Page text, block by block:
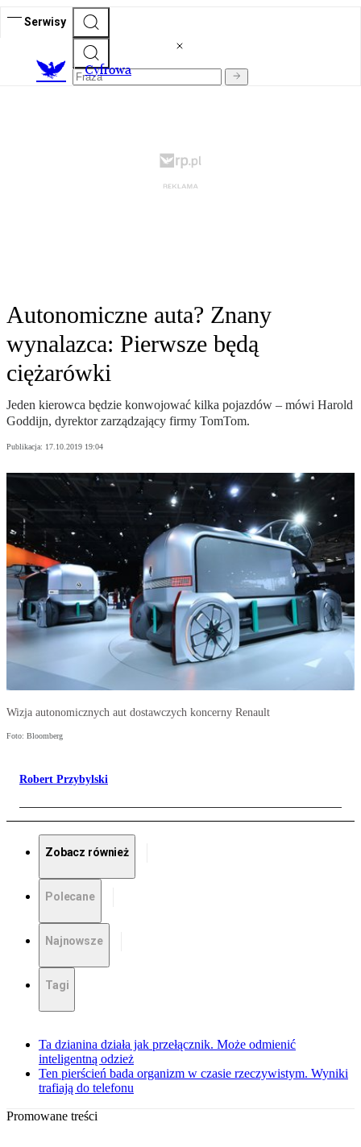
Serwisy
Cyfrowa
Autonomiczne auta? Znany
wynalazca: Pierwsze będą
ciężarówki
Jeden kierowca będzie konwojować kilka pojazdów – mówi Harold
Goddijn, dyrektor zarządzający firmy TomTom.
Publikacja: 17.10.2019 19:04
Wizja autonomicznych aut dostawczych koncerny Renault
Foto: Bloomberg
Robert Przybylski
Zobacz również
Polecane
Najnowsze
Tagi
Ta dzianina działa jak przełącznik. Może odmienić
inteligentną odzież
Ten pierścień bada organizm w czasie rzeczywistym. Wyniki
trafiają do telefonu
Promowane treści